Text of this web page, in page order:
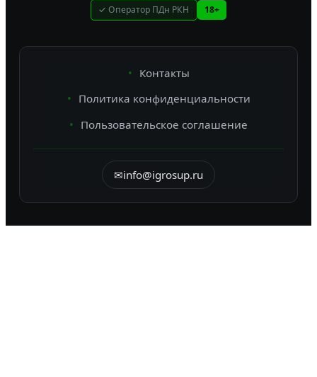
✓ Оператор ПДн РКН 18+
Контакты
Политика конфиденциальности
Пользовательское соглашение
✉info@igrosup.ru